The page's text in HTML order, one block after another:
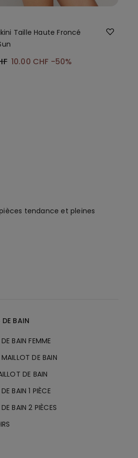
Taille Haute Froncé
10.00 CHF -50%
tendance et pleines
BAIN
BAIN FEMME
DE BAIN
DE BAIN
BAIN 1 PIÈCE
BAIN 2 PIÈCES